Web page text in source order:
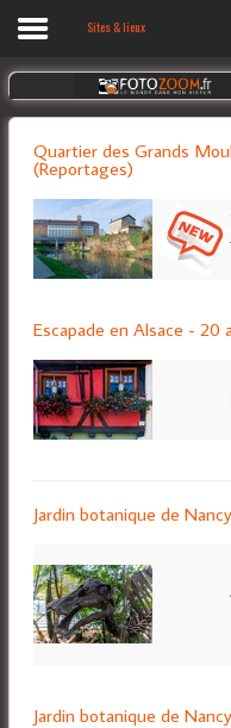
Accueil
Voyages
Reportages
Diaporamas
Biographie
Accès privé
Sites & lieux
Quartier des Grands
(Reportages)
Escapade en Alsace -
Jardin botanique de
Jardin botanique de